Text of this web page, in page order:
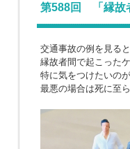
第588回 「縁故
交通事故の例を見る
縁故者間で起こった
特に気をつけたいの
最悪の場合は死に至